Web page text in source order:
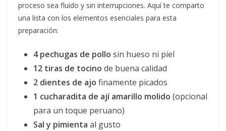
proceso sea fluido y sin interrupciones. Aquí te comparto
una lista con los elementos esenciales para esta
preparación:
4 pechugas de pollo sin hueso ni piel
12 tiras de tocino de buena calidad
2 dientes de ajo finamente picados
1 cucharadita de ají amarillo molido (opcional
para un toque peruano)
Sal y pimienta al gusto